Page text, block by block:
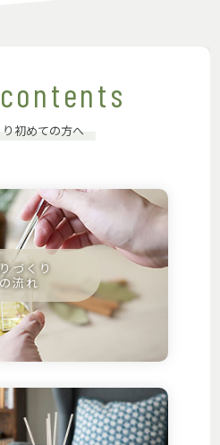
初めての方へ